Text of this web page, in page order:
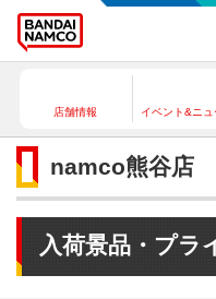
店舗情報 イベント&ニュ
namco熊谷店
入荷景品・プラ